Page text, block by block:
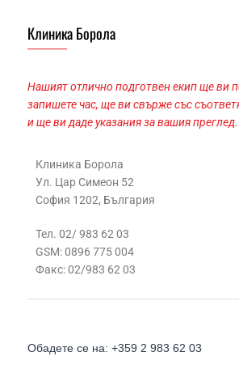
Клиника Борола
Нашият отлично подготвен екип ще ви
запишете час, ще ви свърже със
и ще ви даде указания за вашия преглед.
Клиника Борола
Ул. Цар Симеон 52
София 1202, България
Тел. 02/ 983 62 03
GSM: 0896 775 004
Факс: 02/983 62 03
Обадете се на: +359 2 983 62 03